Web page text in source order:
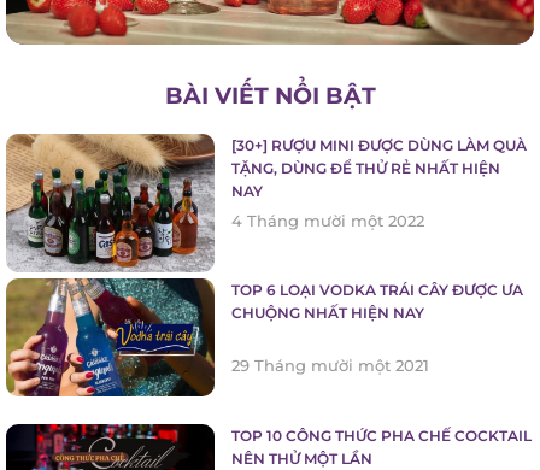
BÀI VIẾT NỔI BẬT
QUÀ TẶNG, DÙNG ĐỂ THỬ RẺ NHẤT
HIỆN NAY
TOP 6 LOẠI VODKA TRÁI CÂY ĐƯỢC
ƯA CHUỘNG NHẤT HIỆN NAY
COCKTAIL NÊN THỬ MỘT LẦN